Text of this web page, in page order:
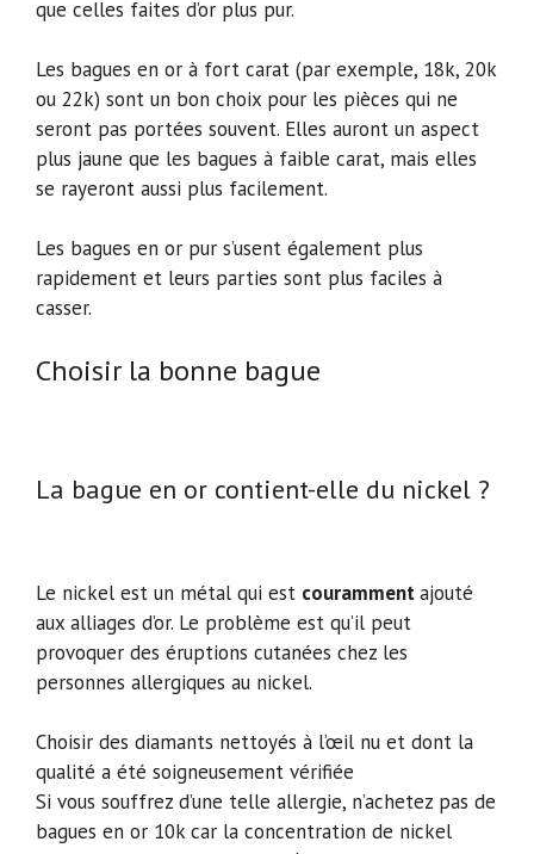
que celles faites d’or plus pur.
Les bagues en or à fort carat (par exemple, 18k, 20k
ou 22k) sont un bon choix pour les pièces qui ne
seront pas portées souvent. Elles auront un aspect
plus jaune que les bagues à faible carat, mais elles
se rayeront aussi plus facilement.
Les bagues en or pur s’usent également plus
rapidement et leurs parties sont plus faciles à
casser.
Choisir la bonne bague
La bague en or contient-elle du nickel ?
Le nickel est un métal qui est courammentajouté
aux alliages d’or. Le problème est qu’il peut
provoquer des éruptions cutanées chez les
personnes allergiques au nickel.
Choisir des diamants nettoyés à l’œil nu et dont la
qualité a été soigneusement vérifiée
Si vous souffrez d’une telle allergie, n’achetez pas de
bagues en or 10k car la concentration de nickel